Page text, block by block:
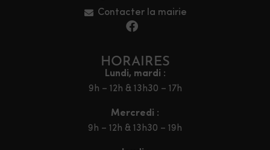
Contacter la mairie
HORAIRES
Lundi, mardi :
9h – 12h & 13h30 – 17h
Mercredi :
9h – 12h & 13h30 – 19h